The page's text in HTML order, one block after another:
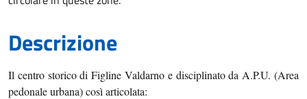
Descrizione
Il centro storico di Figline Valdarno e disciplinato da A.P.U. (Area
pedonale urbana) così articolata: